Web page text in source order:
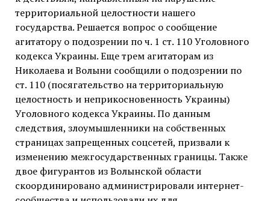
территориальной целостности нашего
государства. Решается вопрос о сообщение
агитатору о подозрении по ч. 1 ст. 110 Уголовного
кодекса Украины. Еще трем агитаторам из
Николаева и Волыни сообщили о подозрении по
ст. 110 (посягательство на территориальную
целостность и неприкосновенность Украины)
Уголовного кодекса Украины. По данным
следствия, злоумышленники на собственных
страницах запрещенных соцсетей, призвали к
изменению межгосударственных границы. Также
двое фигурантов из Волынской области
скоординировано администрировали интернет-